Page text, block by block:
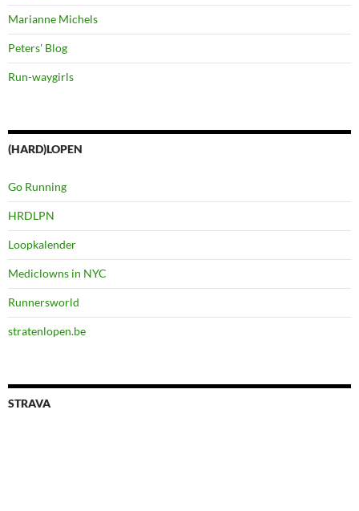
Marianne Michels
Peters' Blog
Run-waygirls
(HARD)LOPEN
Go Running
HRDLPN
Loopkalender
Mediclowns in NYC
Runnersworld
stratenlopen.be
STRAVA